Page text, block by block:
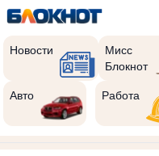
Новости
Мисс
Блокнот
Авто Работа
Реклама